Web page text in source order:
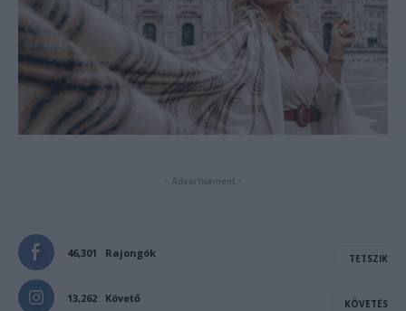
- Advertisement -
46,301 Rajongók TETSZIK
13,262 Követő KÖVETÉS